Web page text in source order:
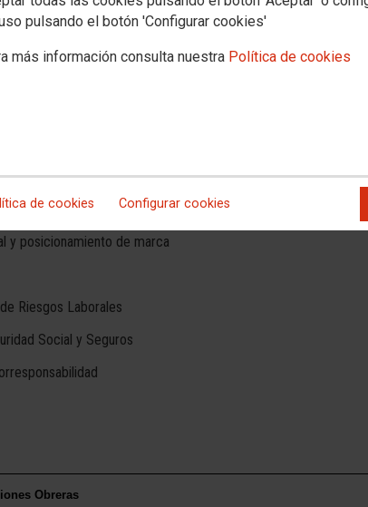
pulsando el botón 'Configurar cookies'
más información consulta nuestra Política de cookies
de cookies Configurar cookies
Obreras de Andalucía presta, a través de este Punto de
un Servicio de Atención y Asesoramiento al Trabajador y
en toda Andalucía y para el que cuenta con una red de 11
La oficina central se encuentra ubicada en Sevilla (Cl
donde se atiende de forma presencial, en el resto de las
se atenderá mediante cita previa.
asesoramiento:
y posicionamiento de marca
Riesgos Laborales
Social y Seguros
Obreras